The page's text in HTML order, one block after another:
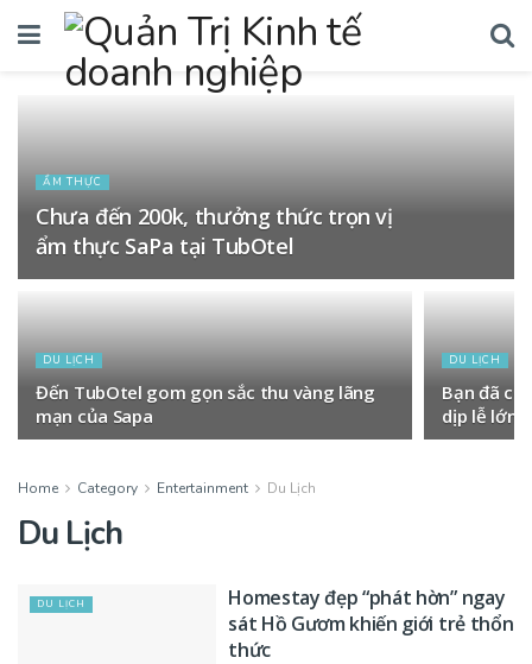
ẨM THỰC
Chưa đến 200k, thưởng thức trọn vị
ẩm thực SaPa tại TubOtel
DU LỊCH
Đến TubOtel gom gọn sắc thu vàng lãng
mạn của Sapa
DU LỊCH
Bạn đã
dịp lễ lớn
Home Category Entertainment Du Lịch
Du Lịch
DU LỊCH
Homestay đẹp “phát hờn” ngay
sát Hồ Gươm khiến giới trẻ thổn
thức